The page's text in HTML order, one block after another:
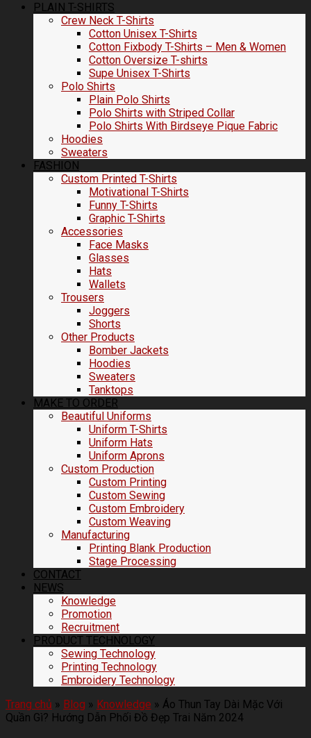
PLAIN T-SHIRTS
Crew Neck T-Shirts
Cotton Unisex T-Shirts
Cotton Fixbody T-Shirts – Men & Women
Cotton Oversize T-shirts
Supe Unisex T-Shirts
Polo Shirts
Plain Polo Shirts
Polo Shirts with Striped Collar
Polo Shirts With Birdseye Pique Fabric
Hoodies
Sweaters
FASHION
Custom Printed T-Shirts
Motivational T-Shirts
Funny T-Shirts
Graphic T-Shirts
Accessories
Face Masks
Glasses
Hats
Wallets
Trousers
Joggers
Shorts
Other Products
Bomber Jackets
Hoodies
Sweaters
Tanktops
MAKE TO ORDER
Beautiful Uniforms
Uniform T-Shirts
Uniform Hats
Uniform Aprons
Custom Production
Custom Printing
Custom Sewing
Custom Embroidery
Custom Weaving
Manufacturing
Printing Blank Production
Stage Processing
CONTACT
NEWS
Knowledge
Promotion
Recruitment
PRODUCT TECHNOLOGY
Sewing Technology
Printing Technology
Embroidery Technology
Trang chủ » Blog » Knowledge » Áo Thun Tay Dài Mặc Với
Quần Gì? Hướng Dẫn Phối Đồ Đẹp Trai Năm 2024